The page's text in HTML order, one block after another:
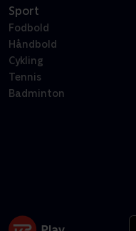
Sport
Fodbold
Håndbold
Cykling
Tennis
Badminton